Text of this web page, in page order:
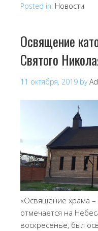
Posted in: Новости
Освящение
Святого
11 октября, 2019 by
«Освящение храма –
отмечается на
воскресенье, был